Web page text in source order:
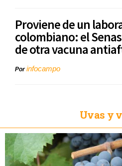
Proviene de un
colombiano: el
de otra vacuna
Porinfocampo
Uvas y